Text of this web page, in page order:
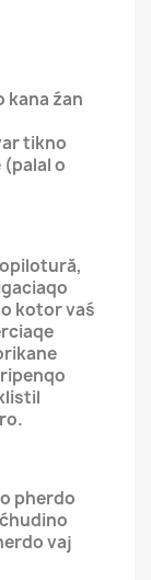
kana źan
tikno
o
kotor vaś
pherdo
vaj